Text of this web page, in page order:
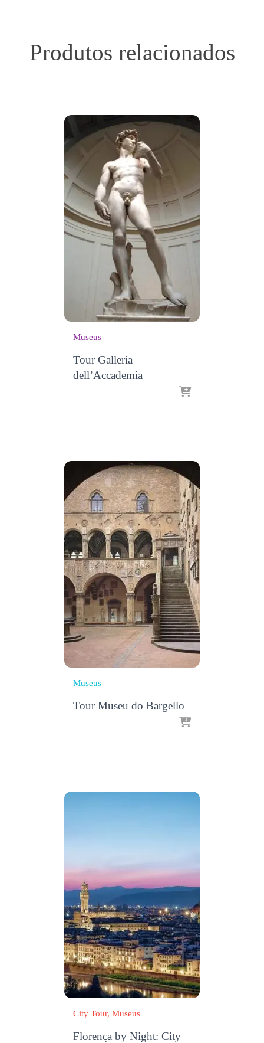
Produtos relacionados
Museus
Tour Galleria
dell’Accademia
Museus
Tour Museu do Bargello
City Tour Museus
Florença by Night: City